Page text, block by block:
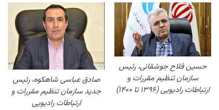
حسین فلاح جوشقانی، رئیس
سازمان تنظیم مقررات و
ارتباطات رادیویی (۱۳۹۶ تا ۱۴۰۰)
صادق عباسی شاهکوه، رئیس
جدید سازمان تنظیم مقررات و
ارتباطات رادیویی